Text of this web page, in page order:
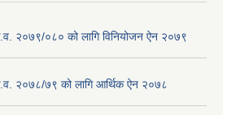
२०७९/०८० को लागि विनियोजन ऐन २०७९
२०७८/७९ को लागि आर्थिक ऐन २०७८